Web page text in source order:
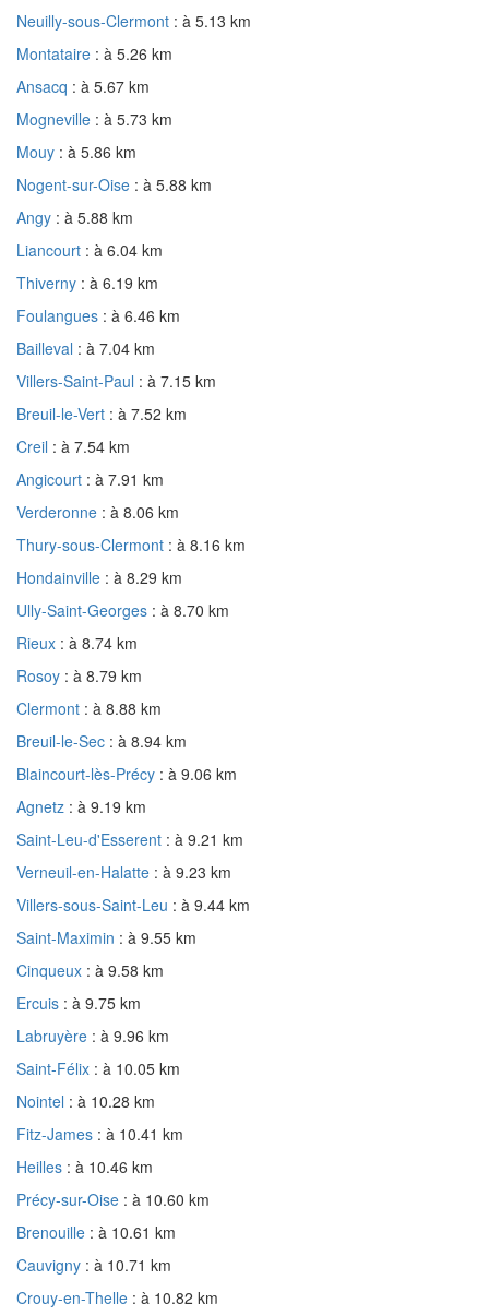
Neuilly-sous-Clermont : à 5.13 km
Montataire : à 5.26 km
Ansacq : à 5.67 km
Mogneville : à 5.73 km
Mouy : à 5.86 km
Nogent-sur-Oise : à 5.88 km
Angy : à 5.88 km
Liancourt : à 6.04 km
Thiverny : à 6.19 km
Foulangues : à 6.46 km
Bailleval : à 7.04 km
Villers-Saint-Paul : à 7.15 km
Breuil-le-Vert : à 7.52 km
Creil : à 7.54 km
Angicourt : à 7.91 km
Verderonne : à 8.06 km
Thury-sous-Clermont : à 8.16 km
Hondainville : à 8.29 km
Ully-Saint-Georges : à 8.70 km
Rieux : à 8.74 km
Rosoy : à 8.79 km
Clermont : à 8.88 km
Breuil-le-Sec : à 8.94 km
Blaincourt-lès-Précy : à 9.06 km
Agnetz : à 9.19 km
Saint-Leu-d'Esserent : à 9.21 km
Verneuil-en-Halatte : à 9.23 km
Villers-sous-Saint-Leu : à 9.44 km
Saint-Maximin : à 9.55 km
Cinqueux : à 9.58 km
Ercuis : à 9.75 km
Labruyère : à 9.96 km
Saint-Félix : à 10.05 km
Nointel : à 10.28 km
Fitz-James : à 10.41 km
Heilles : à 10.46 km
Précy-sur-Oise : à 10.60 km
Brenouille : à 10.61 km
Cauvigny : à 10.71 km
Crouy-en-Thelle : à 10.82 km